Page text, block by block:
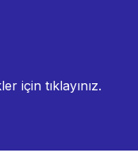
için tıklayınız.